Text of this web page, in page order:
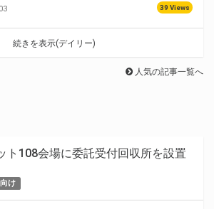
39 Views
続きを表示(デイリー)
人気の記事一覧へ
ト108会場に委託受付回収所を設置
け